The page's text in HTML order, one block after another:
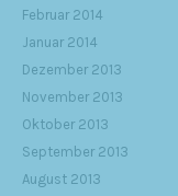
Februar 2014
Januar 2014
Dezember 2013
November 2013
Oktober 2013
September 2013
August 2013